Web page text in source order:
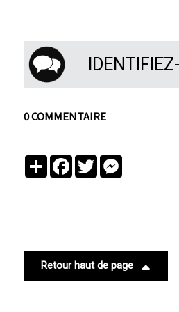
0 COMMENTAIRE
PartagerFacebook
TwitterMessenger
Retour haut de page